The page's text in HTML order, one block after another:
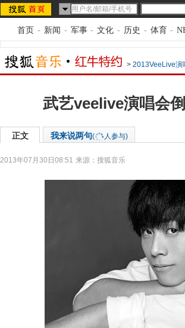
首页 - 新闻 - 军事 - 文化 - 历史 - 体育 -
> 2013VeeLive演
武艺veelive演唱会
正文 我来说两句( 人参与)
2013年07月30日08:51 来源： 搜狐音乐